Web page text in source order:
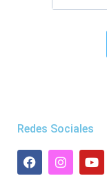
Redes Sociales
F
a
I
n
Y
o